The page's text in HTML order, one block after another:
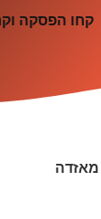
קחו הפסקה
מאזדה